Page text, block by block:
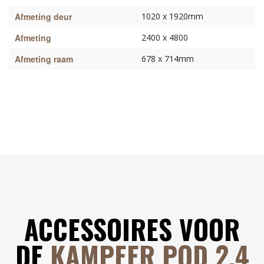
Afmeting deur 1020 x 1920mm
Afmeting 2400 x 4800
Afmeting raam 678 x 714mm
ACCESSOIRES VOOR
DEKAMPEER POD 2.4